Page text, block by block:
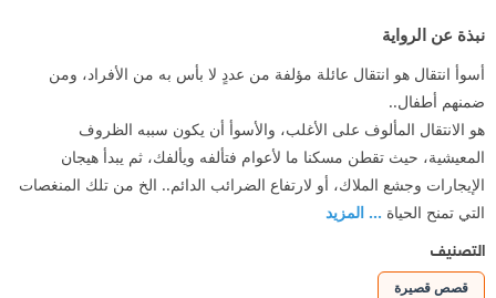
نبذة عن الرواية
أسوأ انتقال هو انتقال عائلة مؤلفة من عددٍ لا بأس به من الأفراد، ومن
ضمنهم أطفال..
هو الانتقال المألوف على الأغلب، والأسوأ أن يكون سببه الظروف
المعيشية، حيث تقطن مسكنا ما لأعوام فتألفه ويألفك، ثم يبدأ هيجان
الإيجارات وجشع الملاك، أو لارتفاع الضرائب الدائم.. الخ من تلك المنغصات
التي تمنح الحياة ... المزيد
التصنيف
قصص قصيرة